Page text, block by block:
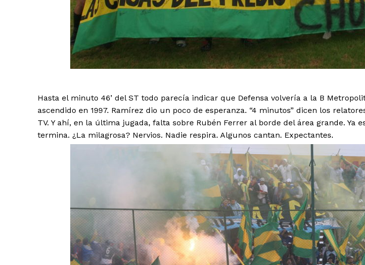
Hasta el minuto 46’ del ST todo parecía indicar que Defensa volvería a la B
ascendido en 1997. Ramírez dio un poco de esperanza. “4 minutos” dicen los
TV. Y ahí, en la última jugada, falta sobre Rubén Ferrer al borde del área grande. Ya
termina. ¿La milagrosa? Nervios. Nadie respira. Algunos cantan. Expectantes.